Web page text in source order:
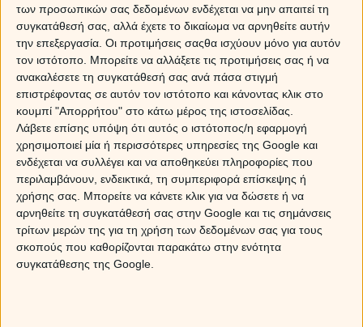
των προσωπικών σας δεδομένων ενδέχεται να μην απαιτεί τη
συγκατάθεσή σας, αλλά έχετε το δικαίωμα να αρνηθείτε αυτήν
την επεξεργασία. Οι προτιμήσεις σαςθα ισχύουν μόνο για αυτόν
τον ιστότοπο. Μπορείτε να αλλάξετε τις προτιμήσεις σας ή να
ανακαλέσετε τη συγκατάθεσή σας ανά πάσα στιγμή
επιστρέφοντας σε αυτόν τον ιστότοπο και κάνοντας κλικ στο
κουμπί "Απορρήτου" στο κάτω μέρος της ιστοσελίδας.
Λάβετε επίσης υπόψη ότι αυτός ο ιστότοπος/η εφαρμογή
χρησιμοποιεί μία ή περισσότερες υπηρεσίες της Google και
ενδέχεται να συλλέγει και να αποθηκεύει πληροφορίες που
περιλαμβάνουν, ενδεικτικά, τη συμπεριφορά επίσκεψης ή
χρήσης σας. Μπορείτε να κάνετε κλικ για να δώσετε ή να
αρνηθείτε τη συγκατάθεσή σας στην Google και τις σημάνσεις
τρίτων μερών της για τη χρήση των δεδομένων σας για τους
σκοπούς που καθορίζονται παρακάτω στην ενότητα
συγκατάθεσης της Google.
Sponsored Links